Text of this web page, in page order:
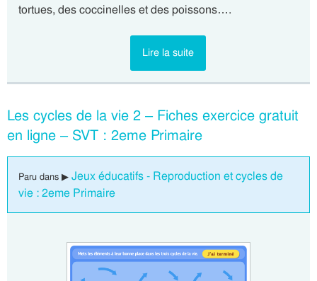
tortues, des coccinelles et des poissons….
Lire la suite
Les cycles de la vie 2 – Fiches exercice gratuit
en ligne – SVT : 2eme Primaire
Paru dans ▶ Jeux éducatifs - Reproduction et cycles de
vie : 2eme Primaire